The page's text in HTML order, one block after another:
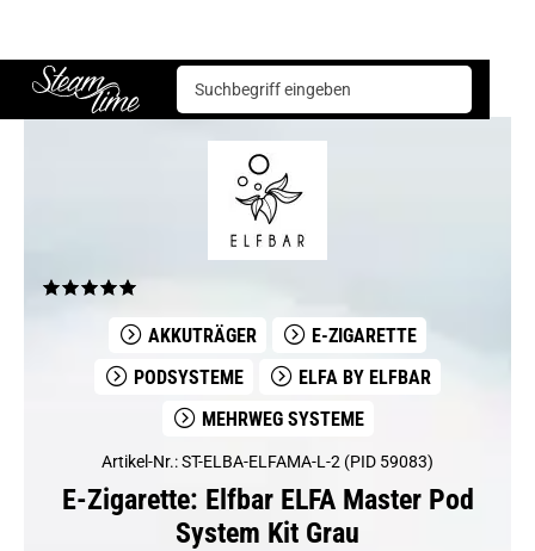
Steam time
E-Zigarette Podsysteme
AKKUTRÄGER
E-ZIGARETTE
PODSYSTEME
ELFA BY ELFBAR
MEHRWEG SYSTEME
Artikel-Nr.: ST-ELBA-ELFAMA-L-2 (PID 59083)
E-Zigarette: Elfbar ELFA Master Pod
System Kit Grau